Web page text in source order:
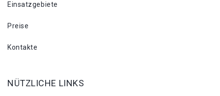
Einsatzgebiete
Preise
Kontakte
NÜTZLICHE LINKS